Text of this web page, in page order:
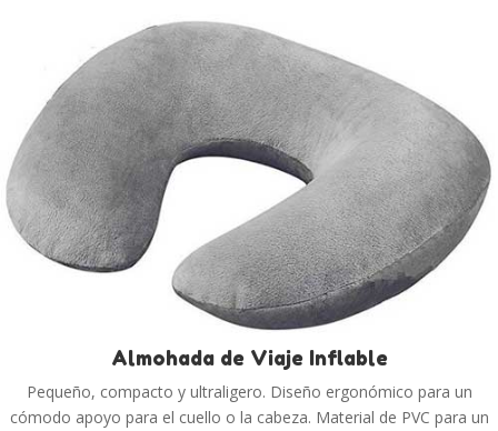
Almohada de Viaje Inflable
Pequeño, compacto y ultraligero. Diseño ergonómico para un
cómodo apoyo para el cuello o la cabeza. Material de PVC para un